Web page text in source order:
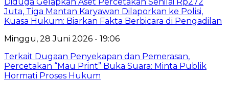
Juta, Tiga Mantan Karyawan Dilaporkan ke Polisi,
Kuasa Hukum: Biarkan Fakta Berbicara di Pengadilan
Minggu, 28 Juni 2026 - 19:06
Terkait Dugaan Penyekapan dan Pemerasan,
Percetakan “Mau Print” Buka Suara: Minta Publik
Hormati Proses Hukum